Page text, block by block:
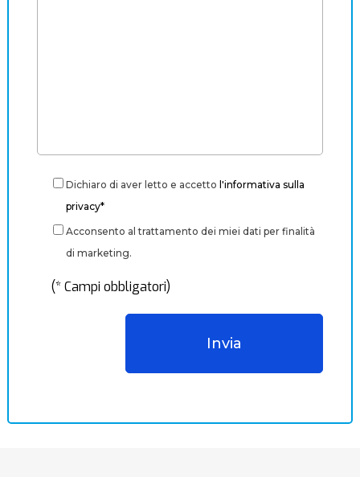
Dichiaro di aver letto e accetto l'informativa sulla
privacy*
Acconsento al trattamento dei miei dati per finalità
di marketing.
(* Campi obbligatori)